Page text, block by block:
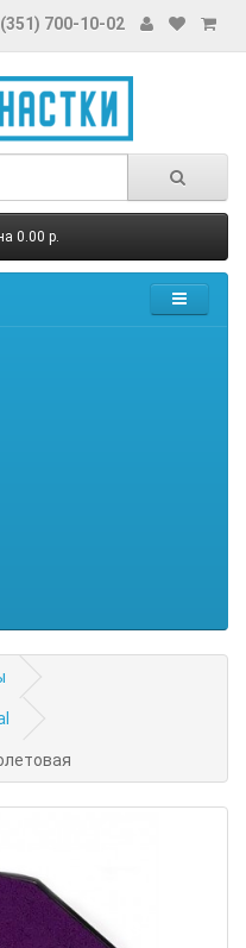
700-10-02
0.00 р.